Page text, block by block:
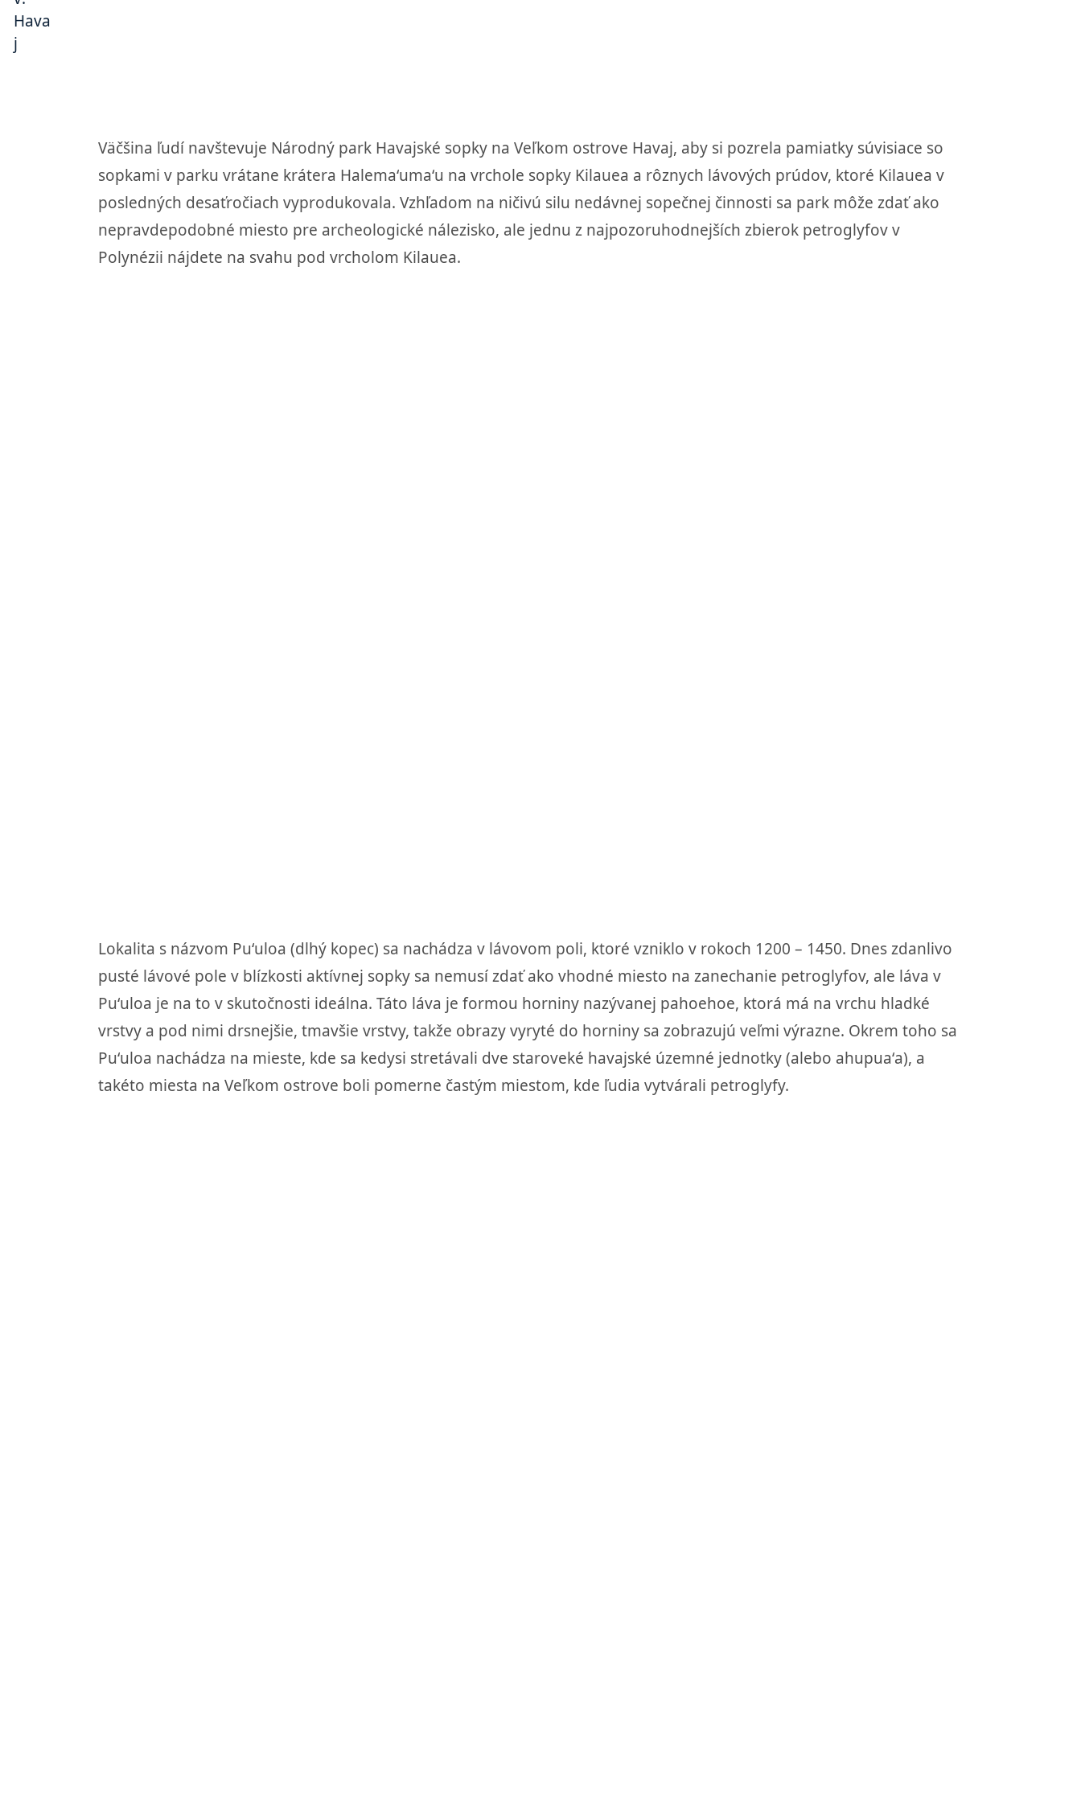
Väčšina ľudí navštevuje Národný park Havajské sopky na Veľkom ostrove Havaj, aby si pozrela pamiatky súvisiace so
sopkami v parku vrátane krátera Halemaʻumaʻu na vrchole sopky Kilauea a rôznych lávových prúdov, ktoré Kilauea v
posledných desaťročiach vyprodukovala. Vzhľadom na ničivú silu nedávnej sopečnej činnosti sa park môže zdať ako
nepravdepodobné miesto pre archeologické nálezisko, ale jednu z najpozoruhodnejších zbierok petroglyfov v
Polynézii nájdete na svahu pod vrcholom Kilauea.
Puʻuloa nachádza na mieste, kde sa kedysi stretávali dve staroveké havajské územné jednotky (alebo ahupuaʻa), a
takéto miesta na Veľkom ostrove boli pomerne častým miestom, kde ľudia vytvárali petroglyfy.